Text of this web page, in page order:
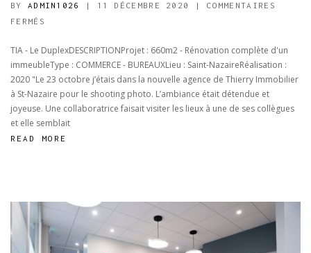
BY ADMIN1026 | 11 DÉCEMBRE 2020 | COMMENTAIRES
FERMÉS
–
LE
DUPLEX
TIA - Le DuplexDESCRIPTIONProjet : 660m2 - Rénovation complète d'un
immeubleType : COMMERCE - BUREAUXLieu : Saint-NazaireRéalisation :
2020 "Le 23 octobre j’étais dans la nouvelle agence de Thierry Immobilier
à St-Nazaire pour le shooting photo. L’ambiance était détendue et
joyeuse. Une collaboratrice faisait visiter les lieux à une de ses collègues
et elle semblait
READ MORE